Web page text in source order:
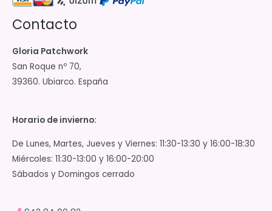
Contacto
Gloria Patchwork
San Roque nº 70,
39360. Ubiarco. España
Horario de invierno:
De Lunes, Martes, Jueves y Viernes: 11:30-13:30 y 16:00-18:30
Miércoles: 11:30-13:00 y 16:00-20:00
Sábados y Domingos cerrado